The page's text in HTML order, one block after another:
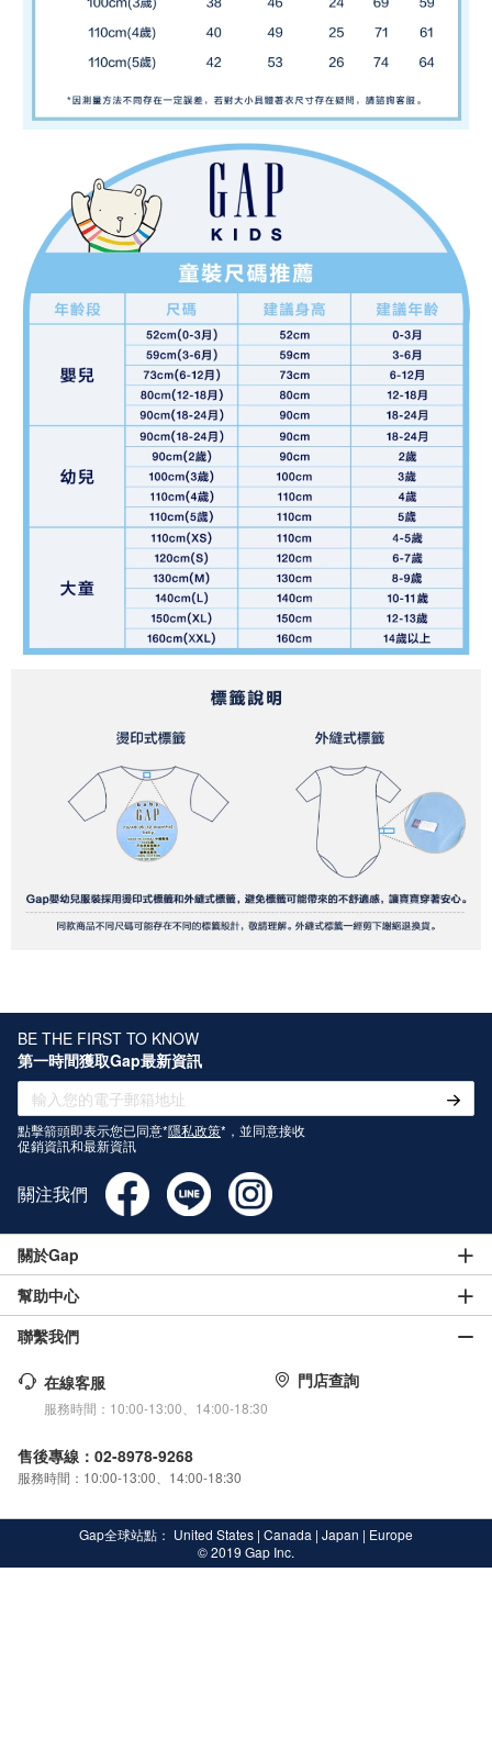
BE THE FIRST TO KNOW
第一時間獲取Gap最新資訊
點擊箭頭即表示您已同意*隱私政策*，並同意接收
促銷資訊和最新資訊
關注我們
關於Gap
幫助中心
聯繫我們
在線客服
服務時間：10:00-13:00、14:00-18:30
門店查詢
售後專線：02-8978-9268
服務時間：10:00-13:00、14:00-18:30
Gap全球站點： United States | Canada | Japan | Europe
© 2019 Gap Inc.